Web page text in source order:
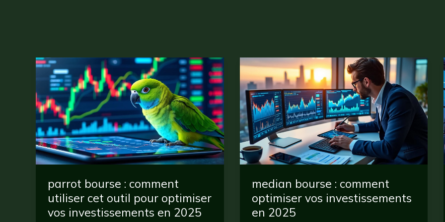
parrot bourse : comment
utiliser cet outil pour optimiser
vos investissements en 2025
median bourse : comment
optimiser vos investissements
en 2025